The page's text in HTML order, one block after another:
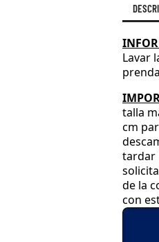
Lavar
talla
cm
tardar
de la
con